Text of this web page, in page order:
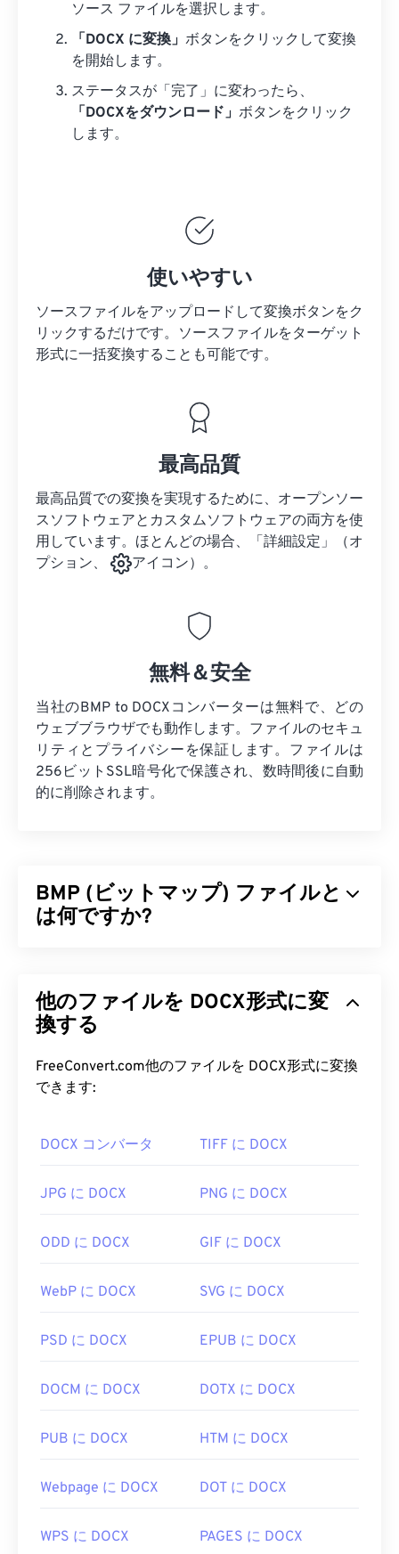
ソース ファイルを選択します。
「DOCX に変換」 ボタンをクリックして変換
を開始します。
ステータスが「完了」に変わったら、
「DOCXをダウンロード」 ボタンをクリック
します。
使いやすい
ソースファイルをアップロードして変換ボタンをク
リックするだけです。 ソースファイルをターゲット
形式に一括変換することも可能です。
最高品質
最高品質での変換を実現するために、オープンソー
スソフトウェアとカスタムソフトウェアの両方を使
用しています。ほとんどの場合、「詳細設定」（オ
プション、
アイコン）。
無料＆安全
当社のBMP to DOCXコンバーターは無料で、どの
ウェブブラウザでも動作します。ファイルのセキュ
リティとプライバシーを保証します。ファイルは
256ビットSSL暗号化で保護され、数時間後に自動
的に削除されます。
BMP (ビットマップ) ファイルと
は何ですか?
ます。BMPは、 ラスターグラフィックスと呼ばれ
るドットマトリックスデータ構造を採用しており、
ジタル出版に使用されます。ただし、圧縮されてい
ないため、BMPファイルは通常、サイズが大きく
BMP ファイルを開くにはどうすれ
BMPは
Microsoftペイント
アプリケーションで簡単
に開くことができ、Microsoftオペレーティングシ
Microsoftとの関連性があるにもかかわらず、デバ
イス、オペレーティングシステム、またはアプリケ
プリケーションで作成できます。BMPファイルを
は、CorelDRAWの使用を検討してください。BMP
には、AdobePhotoshop 、MicrosoftPhotos
他のファイルを DOCX形式に変
換する
FreeConvert.com他のファイルを DOCX形式に変換
できます:
DOCX コンバータ TIFF に DOCX
JPG に DOCX PNG に DOCX
ODD に DOCX GIF に DOCX
WebP に DOCX SVG に DOCX
PSD に DOCX EPUB に DOCX
DOCM に DOCX DOTX に DOCX
PUB に DOCX HTM に DOCX
Webpage に DOCX DOT に DOCX
WPS に DOCX PAGES に DOCX